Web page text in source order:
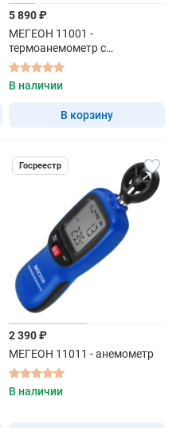
5 890 ₽
МЕГЕОН 11001 -
термоанемометр с
телескопическим зондом
В наличии
В корзину
Госреестр
2 390 ₽
МЕГЕОН 11011 - анемометр
В наличии